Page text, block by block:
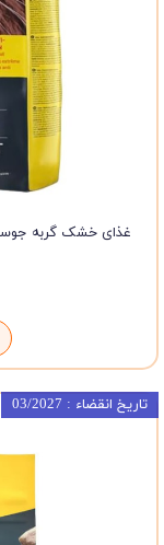
تاریخ انقضاء : 03/2027